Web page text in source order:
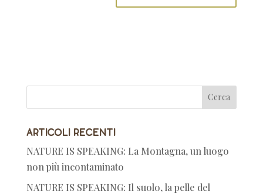
Articoli recenti
NATURE IS SPEAKING: La Montagna, un luogo
non più incontaminato
NATURE IS SPEAKING: Il suolo, la pelle del